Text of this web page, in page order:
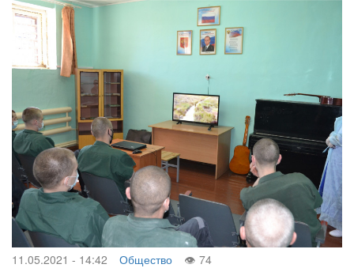
11.05.2021 - 14:42 Общество
74